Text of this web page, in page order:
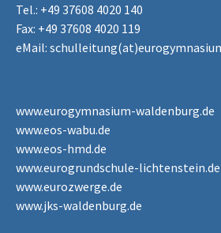
Tel.: +49 37608 4020 140
Fax: +49 37608 4020 119
eMail:
www.eurogymnasium-waldenburg.de
www.eos-wabu.de
www.eos-hmd.de
www.eurogrundschule-lichtenstein.de
www.eurozwerge.de
www.jks-waldenburg.de